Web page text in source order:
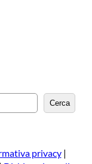
Cerca
privacy|